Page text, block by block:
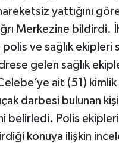
yattığını
Merkezine bildirdi.
ve sağlık ekipleri
gelen sağlık
ait (51) kimlik
darbesi bulunan
belirledi. Polis
konuya ilişkin